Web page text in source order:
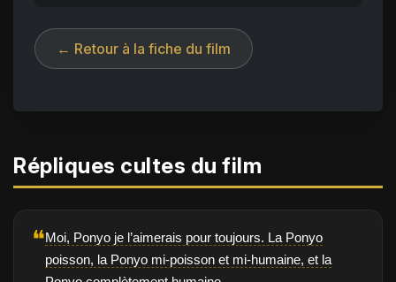
← Retour à la fiche du film
Répliques cultes du film
❝Moi, Ponyo je l’aimerais pour toujours. La Ponyo
poisson, la Ponyo mi-poisson et mi-humaine, et la